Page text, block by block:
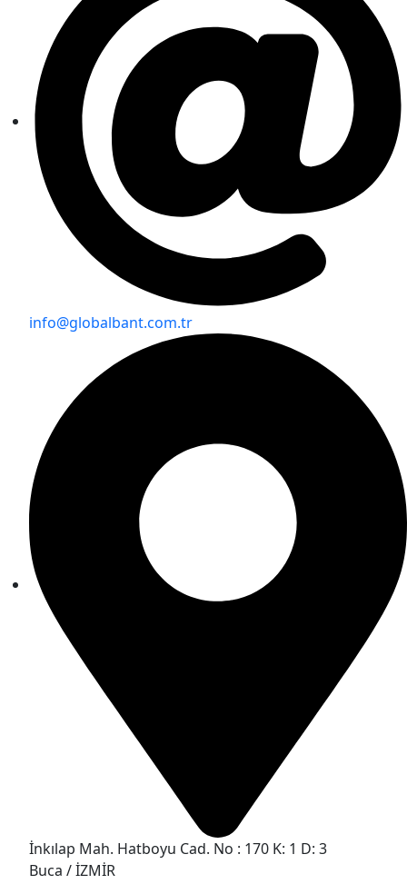
info@globalbant.com.tr
İnkılap Mah. Hatboyu Cad. No : 170 K: 1 D: 3
Buca / İZMİR